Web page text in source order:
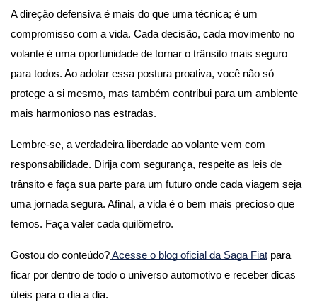
A direção defensiva é mais do que uma técnica; é um
compromisso com a vida. Cada decisão, cada movimento no
volante é uma oportunidade de tornar o trânsito mais seguro
para todos. Ao adotar essa postura proativa, você não só
protege a si mesmo, mas também contribui para um ambiente
mais harmonioso nas estradas.
Lembre-se, a verdadeira liberdade ao volante vem com
responsabilidade. Dirija com segurança, respeite as leis de
trânsito e faça sua parte para um futuro onde cada viagem seja
uma jornada segura. Afinal, a vida é o bem mais precioso que
temos. Faça valer cada quilômetro.
Gostou do conteúdo? Acesse o blog oficial da Saga Fiat para
ficar por dentro de todo o universo automotivo e receber dicas
úteis para o dia a dia.